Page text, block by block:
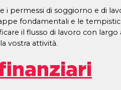
permessi di soggiorno e di
fondamentali e le
il flusso di lavoro con
vostra attività.